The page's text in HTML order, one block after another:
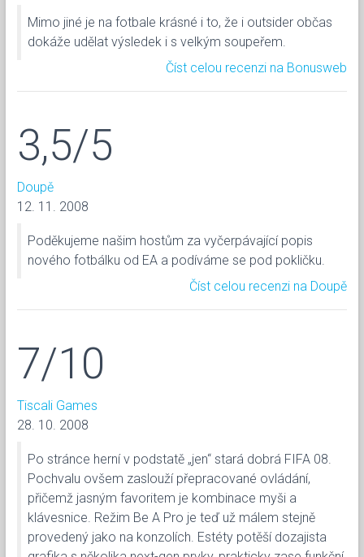
Mimo jiné je na fotbale krásné i to, že i outsider občas
dokáže udělat výsledek i s velkým soupeřem.
Číst celou recenzi na Bonusweb
3,5/5
Doupě
12. 11. 2008
Poděkujeme našim hostům za vyčerpávající popis
nového fotbálku od EA a podíváme se pod pokličku.
Číst celou recenzi na Doupě
7/10
Tiscali Games
28. 10. 2008
Po stránce herní v podstatě „jen“ stará dobrá FIFA 08.
Pochvalu ovšem zaslouží přepracované ovládání,
přičemž jasným favoritem je kombinace myši a
klávesnice. Režim Be A Pro je teď už málem stejně
provedený jako na konzolích. Estéty potěší dozajista